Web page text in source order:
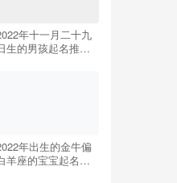
年十一月二十九
生的男孩起名推
年出生的金牛偏
羊座的宝宝起名大